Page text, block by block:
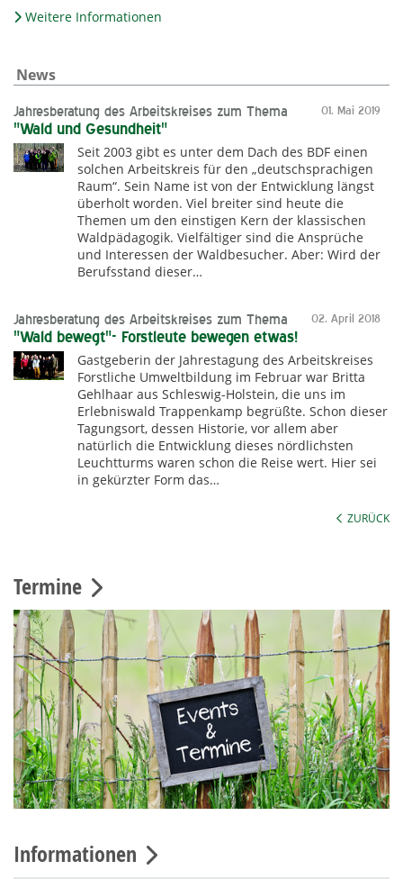
Weitere Informationen
News
01. Mai 2019
Jahresberatung des Arbeitskreises zum Thema
"Wald und Gesundheit"
Seit 2003 gibt es unter dem Dach des BDF einen
solchen Arbeitskreis für den „deutschsprachigen
Raum“. Sein Name ist von der Entwicklung längst
überholt worden. Viel breiter sind heute die
Themen um den einstigen Kern der klassischen
Waldpädagogik. Vielfältiger sind die Ansprüche
und Interessen der Waldbesucher. Aber: Wird der
Berufsstand dieser…
02. April 2018
Jahresberatung des Arbeitskreises zum Thema
"Wald bewegt"- Forstleute bewegen etwas!
Gastgeberin der Jahrestagung des Arbeitskreises
Forstliche Umweltbildung im Februar war Britta
Gehlhaar aus Schleswig-Holstein, die uns im
Erlebniswald Trappenkamp begrüßte. Schon dieser
Tagungsort, dessen Historie, vor allem aber
natürlich die Entwicklung dieses nördlichsten
Leuchtturms waren schon die Reise wert. Hier sei
in gekürzter Form das…
ZURÜCK
Termine
Informationen